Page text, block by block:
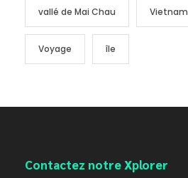
vallé de Mai Chau Vietnam
Voyage île
Contactez notre Xplorer